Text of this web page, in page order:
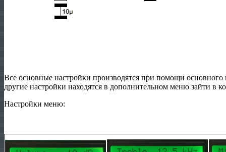
Все основные настройки производятся при помощи
другие настройки находятся в дополнительном меню зайти
Настройки меню: